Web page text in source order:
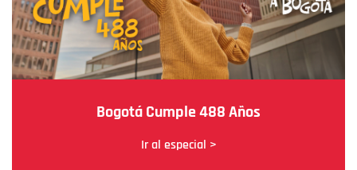
Bogotá Cumple 488 Años
Ir al especial >